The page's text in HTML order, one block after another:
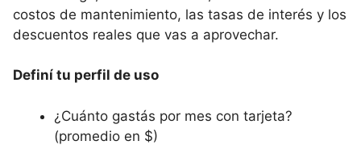
costos de mantenimiento, las tasas de interés y los
descuentos reales que vas a aprovechar.
Definí tu perfil de uso
¿Cuánto gastás por mes con tarjeta?
(promedio en $)